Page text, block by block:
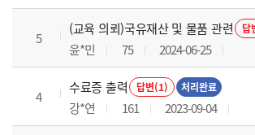
5
(교육 의뢰)국유재산 및 물품 관련 답
윤*민 75 2024-06-25
4
수료증 출력 답변(1) 처리완료
강*연 161 2023-09-04